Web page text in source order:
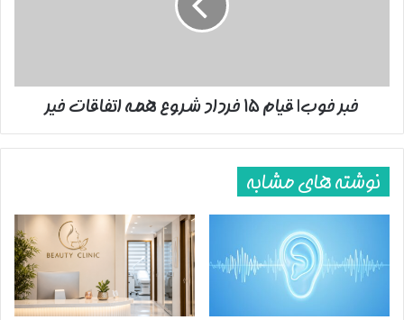
پایان پیام/.
خیر
خبر خوب| قیام ۱۵ خرداد شروع همه اتفاقات خیر
نوشته های مشابه